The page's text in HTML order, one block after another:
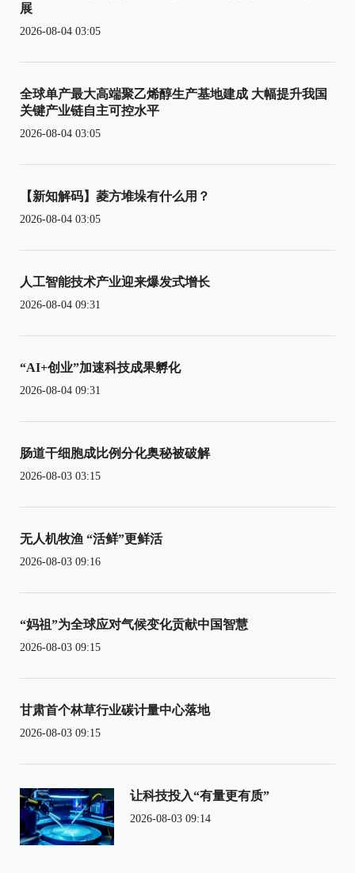
展
2026-08-04 03:05
全球单产最大高端聚乙烯醇生产基地建成 大幅提升我国
关键产业链自主可控水平
2026-08-04 03:05
【新知解码】菱方堆垛有什么用？
2026-08-04 03:05
人工智能技术产业迎来爆发式增长
2026-08-04 09:31
“AI+创业”加速科技成果孵化
2026-08-04 09:31
肠道干细胞成比例分化奥秘被破解
2026-08-03 03:15
无人机牧渔 “活鲜”更鲜活
2026-08-03 09:16
“妈祖”为全球应对气候变化贡献中国智慧
2026-08-03 09:15
甘肃首个林草行业碳计量中心落地
2026-08-03 09:15
让科技投入“有量更有质”
2026-08-03 09:14